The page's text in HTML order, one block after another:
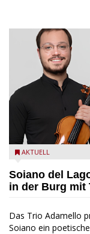
Trio Adamello
AKTUELL
Soiano del
in der Burg mit
Das Trio Adamello
Soiano ein